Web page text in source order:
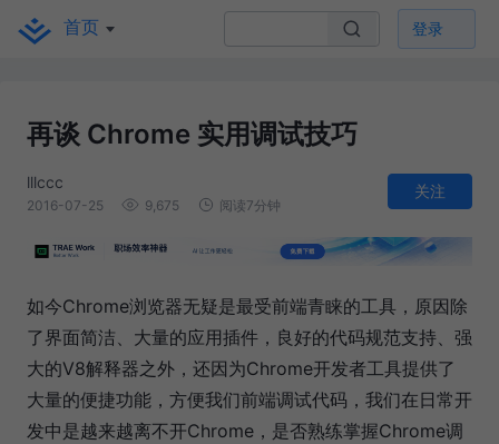
首页 登录
再谈 Chrome 实用调试技巧
lllccc
2016-07-25 9,675 阅读7分钟
关注
如今Chrome浏览器无疑是最受前端青睐的工具，原因除
了界面简洁、大量的应用插件，良好的代码规范支持、强
大的V8解释器之外，还因为Chrome开发者工具提供了
大量的便捷功能，方便我们前端调试代码，我们在日常开
发中是越来越离不开Chrome，是否熟练掌握Chrome调